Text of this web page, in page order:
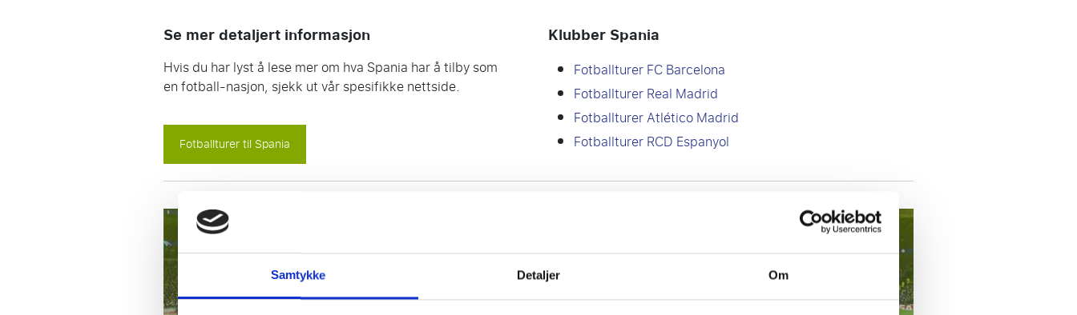
Samtykke Detaljer Om
Se mer detaljert informasjon
Hvis du har lyst å lese mer om hva Spania har å tilby som
en fotball-nasjon, sjekk ut vår spesifikke nettside.
Fotballturer til Spania
Klubber Spania
Fotballturer FC Barcelona
Fotballturer Real Madrid
Fotballturer Atlético Madrid
Fotballturer RCD Espanyol